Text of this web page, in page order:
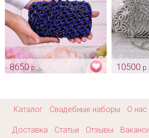
8650р.
10500 р.
Каталог Свадебные наборы О нас
Доставка Статьи Отзывы